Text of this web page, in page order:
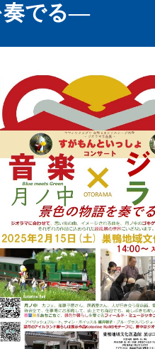
奏でる―